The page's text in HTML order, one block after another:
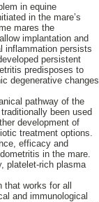
in equine
in the mare’s
mares the
implantation and
inflammation persists
persistent
predisposes to
degenerative changes
pathway of the
been used
development of
treatment options.
efficacy and
in the mare.
platelet-rich plasma
that works for all
and immunological